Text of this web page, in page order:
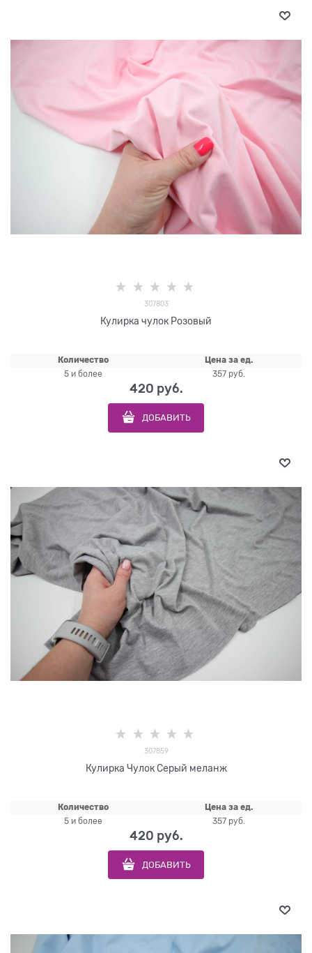
307803
Кулирка чулок Розовый
Количество
Цена за ед.
5 и более
357 руб.
420 руб.
ДОБАВИТЬ
307859
Кулирка Чулок Серый меланж
Количество
Цена за ед.
5 и более
357 руб.
420 руб.
ДОБАВИТЬ